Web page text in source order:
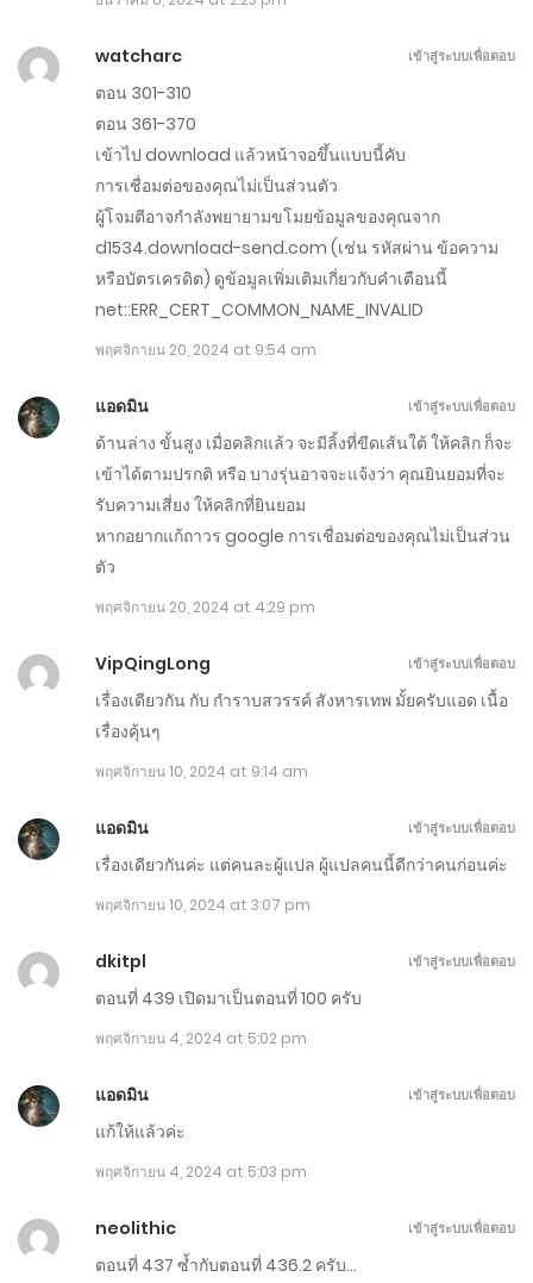
ตอนที่ 581-590
กุมภาพันธ์ 15, 2025
ตอนที่ 571-580
กุมภาพันธ์ 6, 2025
มกราคม 28, 2025
ตอนที่ 551-560 - แก้แล้ว
มกราคม 18, 2025
ตอนที่ 541-550
มกราคม 9, 2025
ตอนที่ 531-540
ธันวาคม 31, 2024
ตอนที่ 511-520
ธันวาคม 18, 2024
ตอนที่ 501-510
ธันวาคม 9, 2024
ตอนที่ 481-490
ตอนที่ 471-480
พฤศจิกายน 21, 2024
ตอนที่ 461-470
พฤศจิกายน 15, 2024
ตอนที่ 451-460
watcharc
ตอน 301-310
ตอน 361-370
เข้าไป download แล้วหน้าจอขึ้นแบบนี้คับ
การเชื่อมต่อของคุณไม่เป็นส่วนตัว
ผู้โจมตีอาจกำลังพยายามขโมยข้อมูลของคุณจาก
d1534.download-send.com (เช่น รหัสผ่าน ข้อความ
หรือบัตรเครดิต) ดูข้อมูลเพิ่มเติมเกี่ยวกับคำเตือนนี้
net::ERR_CERT_COMMON_NAME_INVALID
พฤศจิกายน 20, 2024 at 9:54 am
เข้าสู่ระบบเพื่อตอบ
แอดมิน
ด้านล่าง ขั้นสูง เมื่อคลิกแล้ว จะมีลิ้งที่ขีดเส้นใต้ ให้คลิก ก็จะ
เข้าได้ตามปรกติ หรือ บางรุ่นอาจจะแจ้งว่า คุณยินยอมที่จะ
รับความเสี่ยง ให้คลิกที่ยินยอม
หากอยากแก้ถาวร google การเชื่อมต่อของคุณไม่เป็นส่วน
ตัว
พฤศจิกายน 20, 2024 at 4:29 pm
เข้าสู่ระบบเพื่อตอบ
VipQingLong
เรื่องเดียวกัน กับ กำราบสวรรค์ สังหารเทพ มั้ยครับแอด เนื้อ
เรื่องคุ้นๆ
พฤศจิกายน 10, 2024 at 9:14 am
เข้าสู่ระบบเพื่อตอบ
แอดมิน
เรื่องเดียวกันค่ะ แต่คนละผู้แปล ผู้แปลคนนี้ดีกว่าคนก่อนค่ะ
พฤศจิกายน 10, 2024 at 3:07 pm
เข้าสู่ระบบเพื่อตอบ
dkitpl
ตอนที่ 439 เปิดมาเป็นตอนที่ 100 ครับ
พฤศจิกายน 4, 2024 at 5:02 pm
เข้าสู่ระบบเพื่อตอบ
แอดมิน
แก้ให้แล้วค่ะ
พฤศจิกายน 4, 2024 at 5:03 pm
เข้าสู่ระบบเพื่อตอบ
neolithic
ตอนที่ 437 ซ้ำกับตอนที่ 436.2 ครับ…
เข้าสู่ระบบเพื่อตอบ